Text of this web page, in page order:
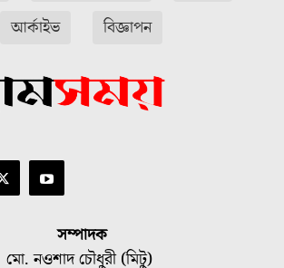
আর্কাইভ
বিজ্ঞাপন
সম্পাদক
মো. নওশাদ চৌধুরী (মিটু)